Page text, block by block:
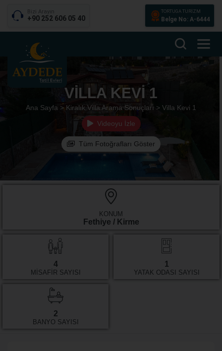
Bizi Arayın
+90 252 606 05 40
TORTUGA TURİZM
Belge No: A-6444
VILLA KEVI 1
Ana Sayfa > Kiralık Villa Arama Sonuçları > Villa Kevi 1
Videoyu İzle
Tüm Fotoğrafları Göster
KONUM
Fethiye / Kirme
4
MISAFIR SAYISI
1
YATAK ODASI SAYISI
2
BANYO SAYISI